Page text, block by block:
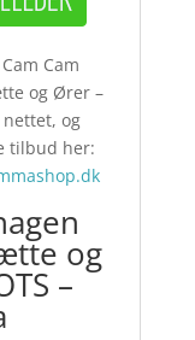
Cam
og Ører –
nettet, og
tilbud her:
og
–